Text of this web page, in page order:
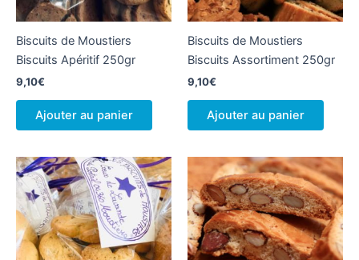
Biscuits de Moustiers
Biscuits Apéritif 250gr
9,10€
Ajouter au panier
Biscuits de Moustiers
Biscuits Assortiment 250gr
9,10€
Ajouter au panier